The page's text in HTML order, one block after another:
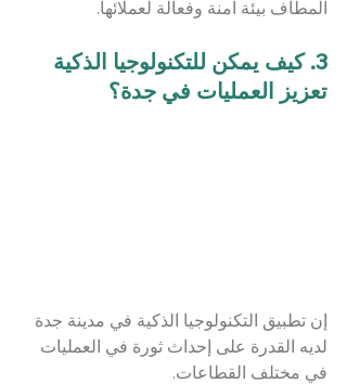
المطاف بيئة آمنة وفعالة لعملائها.
3. كيف يمكن للتكنولوجيا الذكية
تعزيز العمليات في جدة؟
إن تطبيق التكنولوجيا الذكية في مدينة جدة
لديه القدرة على إحداث ثورة في العمليات
في مختلف القطاعات.